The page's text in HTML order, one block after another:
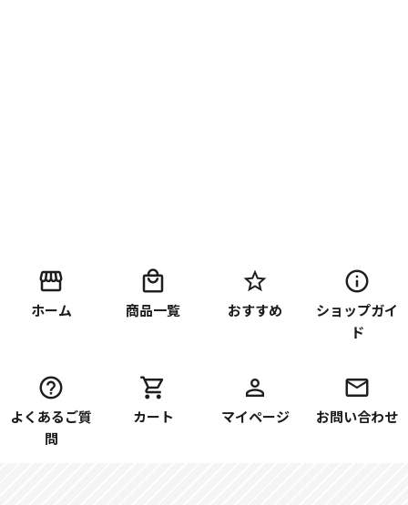
ホーム 商品一覧 おすすめ
ショップガイ
ド
よくあるご質
問
カート マイページ お問い合わせ